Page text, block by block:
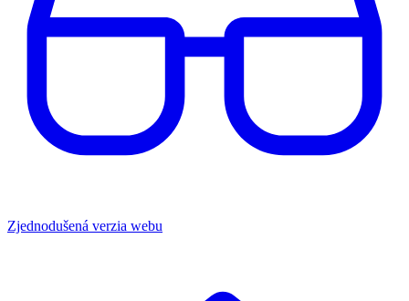
Zjednodušená verzia webu